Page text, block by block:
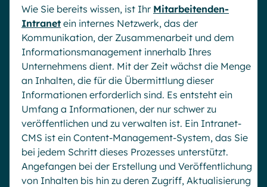
Wie Sie bereits wissen, ist Ihr Mitarbeitenden-
Intranet ein internes Netzwerk, das der
Kommunikation, der Zusammenarbeit und dem
Informationsmanagement innerhalb Ihres
Unternehmens dient. Mit der Zeit wächst die Menge
an Inhalten, die für die Übermittlung dieser
Informationen erforderlich sind. Es entsteht ein
Umfang a Informationen, der nur schwer zu
veröffentlichen und zu verwalten ist. Ein Intranet-
CMS ist ein Content-Management-System, das Sie
bei jedem Schritt dieses Prozesses unterstützt.
Angefangen bei der Erstellung und Veröffentlichung
von Inhalten bis hin zu deren Zugriff, Aktualisierung